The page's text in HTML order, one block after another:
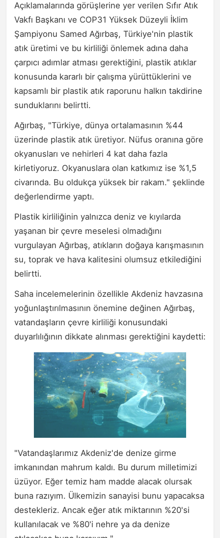
Açıklamalarında görüşlerine yer verilen Sıfır Atık
Vakfı Başkanı ve COP31 Yüksek Düzeyli İklim
Şampiyonu Samed Ağırbaş, Türkiye'nin plastik
atık üretimi ve bu kirliliği önlemek adına daha
çarpıcı adımlar atması gerektiğini, plastik atıklar
konusunda kararlı bir çalışma yürüttüklerini ve
kapsamlı bir plastik atık raporunu halkın takdirine
sunduklarını belirtti.
Ağırbaş, "Türkiye, dünya ortalamasının %44
üzerinde plastik atık üretiyor. Nüfus oranına göre
okyanusları ve nehirleri 4 kat daha fazla
kirletiyoruz. Okyanuslara olan katkımız ise %1,5
civarında. Bu oldukça yüksek bir rakam." şeklinde
değerlendirme yaptı.
Plastik kirliliğinin yalnızca deniz ve kıyılarda
yaşanan bir çevre meselesi olmadığını
vurgulayan Ağırbaş, atıkların doğaya karışmasının
su, toprak ve hava kalitesini olumsuz etkilediğini
belirtti.
Saha incelemelerinin özellikle Akdeniz havzasına
yoğunlaştırılmasının önemine değinen Ağırbaş,
vatandaşların çevre kirliliği konusundaki
duyarlılığının dikkate alınması gerektiğini kaydetti:
"Vatandaşlarımız Akdeniz'de denize girme
imkanından mahrum kaldı. Bu durum milletimizi
üzüyor. Eğer temiz ham madde alacak olursak
buna razıyım. Ülkemizin sanayisi bunu yapacaksa
destekleriz. Ancak eğer atık miktarının %20'si
kullanılacak ve %80'i nehre ya da denize